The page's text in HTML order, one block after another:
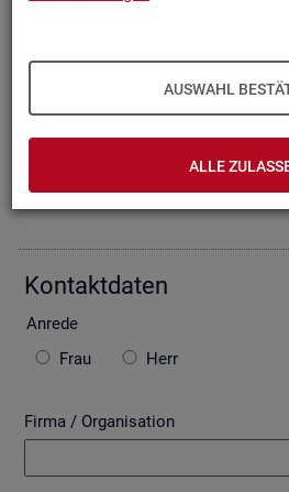
AUSWAHL
ALLE
ten wir Ihre An­fra­ge per E-Mail,
den sind. Bitte be­ach­ten Sie auch
wei­se zu ggf. ent­ste­hen­den Kos­ten.
Die mit * ge­kenn­zeich­ne­ten Fel­der
Kon­takt­da­ten
An­re­de
Frau
Herr
Firma / Organisation